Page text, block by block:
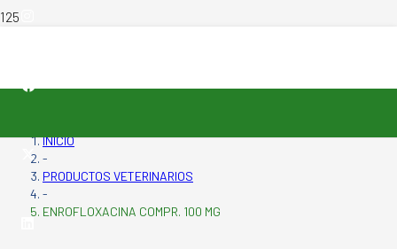
INICIO
-
PRODUCTOS VETERINARIOS
-
ENROFLOXACINA COMPR. 100 MG